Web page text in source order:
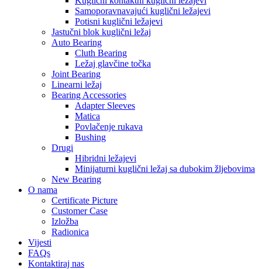
Samoporavnavajući kuglični ležajevi
Potisni kuglični ležajevi
Jastučni blok kuglični ležaj
Auto Bearing
Cluth Bearing
Ležaj glavčine točka
Joint Bearing
Linearni ležaj
Bearing Accessories
Adapter Sleeves
Matica
Povlačenje rukava
Bushing
Drugi
Hibridni ležajevi
Minijaturni kuglični ležaj sa dubokim žljebovima
New Bearing
O nama
Certificate Picture
Customer Case
Izložba
Radionica
Vijesti
FAQs
Kontaktiraj nas